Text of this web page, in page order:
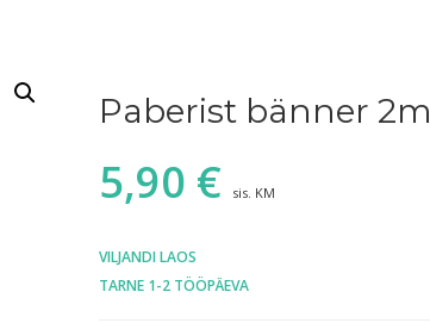
Paberist bänner 2m
5,90 € sis. KM
VILJANDI LAOS
TARNE 1-2 TÖÖPÄEVA